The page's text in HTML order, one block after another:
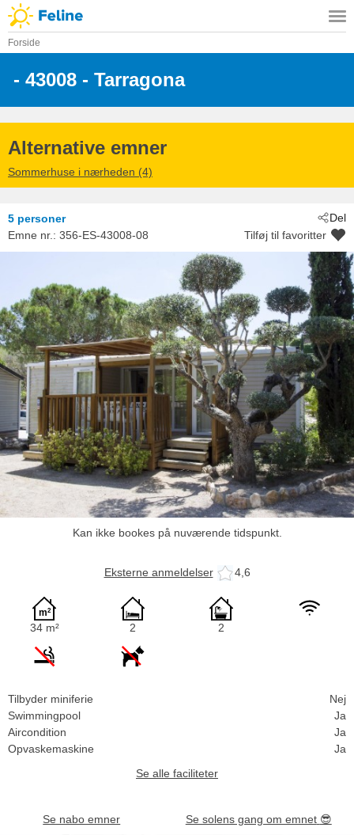
Forside
- 43008 - Tarragona
Alternative emner
Sommerhuse i nærheden (4)
Del
5 personer
Emne nr.: 356-ES-43008-08 Tilføj til favoritter
Kan ikke bookes på nuværende tidspunkt.
Eksterne anmeldelser 4,6
34 m² 2 2
Tilbyder miniferie
Nej
Swimmingpool
Ja
Aircondition
Ja
Opvaskemaskine
Ja
Se alle faciliteter
Se nabo emner Se solens gang om emnet 😎